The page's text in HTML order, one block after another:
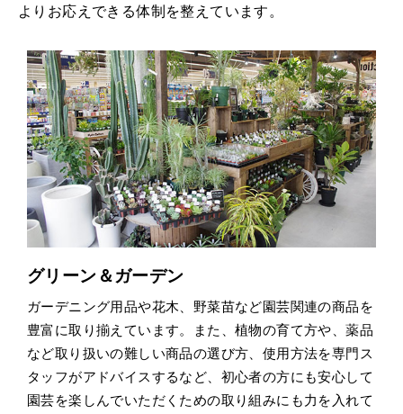
よりお応えできる体制を整えています。
グリーン＆ガーデン
ガーデニング用品や花木、野菜苗など園芸関連の商品を
豊富に取り揃えています。また、植物の育て方や、薬品
など取り扱いの難しい商品の選び方、使用方法を専門ス
タッフがアドバイスするなど、初心者の方にも安心して
園芸を楽しんでいただくための取り組みにも力を入れて